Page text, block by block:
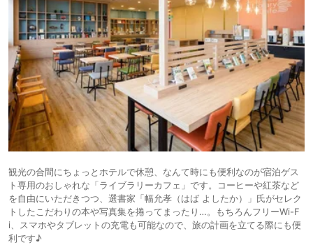
観光の合間にちょっとホテルで休憩、なんて時にも便利なのが宿泊ゲス
ト専用のおしゃれな「ライブラリーカフェ」です。コーヒーや紅茶など
を自由にいただきつつ、選書家「幅允孝（はば よしたか）」氏がセレク
トしたこだわりの本や写真集を捲ってまったり…。もちろんフリーWi-F
i、スマホやタブレットの充電も可能なので、旅の計画を立てる際にも便
利です♪